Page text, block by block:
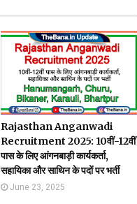
Rajasthan Anganwadi
Recruitment 2025: 10वीं-12वीं
पास के लिए आंगनबाड़ी कार्यकर्ता,
सहायिका और साथिन के पदों पर भर्ती
June 23, 2025